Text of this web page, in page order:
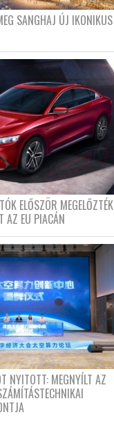
SANGHAJ ÚJ IKONIKUS
ELŐSZÖR MEGELŐZTÉK
AZ EU PIACÁN
NYITOTT: MEGNYÍLT AZ